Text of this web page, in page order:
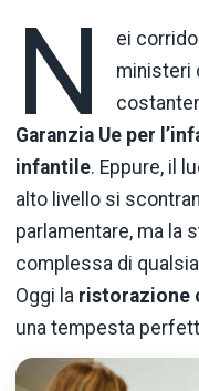
N
ei
ministeri
Garanzia Ue per
infantile. Eppure, il
alto livello si
parlamentare, ma la
complessa di
Oggi la ristorazione
una tempesta